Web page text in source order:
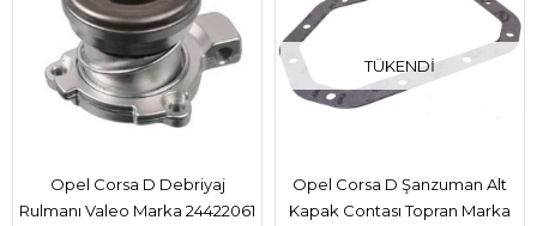
Opel Corsa D Debriyaj
Rulmanı Valeo Marka 24422061
TÜKENDI
Opel Corsa D Şanzuman Alt
Kapak Contası Topran Marka